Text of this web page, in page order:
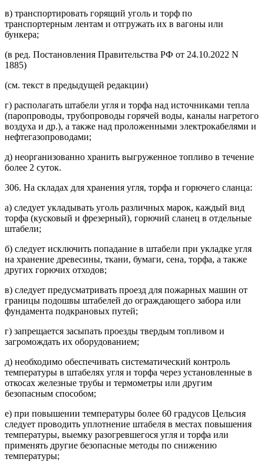
в) транспортировать горящий уголь и торф по
транспортерным лентам и отгружать их в вагоны или
бункера;
(в ред. Постановления Правительства РФ от 24.10.2022 N
1885)
(см. текст в предыдущей редакции)
г) располагать штабели угля и торфа над источниками тепла
(паропроводы, трубопроводы горячей воды, каналы нагретого
воздуха и др.), а также над проложенными электрокабелями и
нефтегазопроводами;
д) неорганизованно хранить выгруженное топливо в течение
более 2 суток.
306. На складах для хранения угля, торфа и горючего сланца:
а) следует укладывать уголь различных марок, каждый вид
торфа (кусковый и фрезерный), горючий сланец в отдельные
штабели;
б) следует исключить попадание в штабели при укладке угля
на хранение древесины, ткани, бумаги, сена, торфа, а также
других горючих отходов;
в) следует предусматривать проезд для пожарных машин от
границы подошвы штабелей до ограждающего забора или
фундамента подкрановых путей;
г) запрещается засыпать проезды твердым топливом и
загромождать их оборудованием;
д) необходимо обеспечивать систематический контроль
температуры в штабелях угля и торфа через установленные в
откосах железные трубы и термометры или другим
безопасным способом;
е) при повышении температуры более 60 градусов Цельсия
следует проводить уплотнение штабеля в местах повышения
температуры, выемку разогревшегося угля и торфа или
применять другие безопасные методы по снижению
температуры;